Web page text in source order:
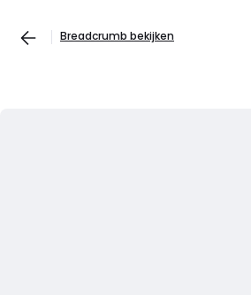
Breadcrumb bekijken